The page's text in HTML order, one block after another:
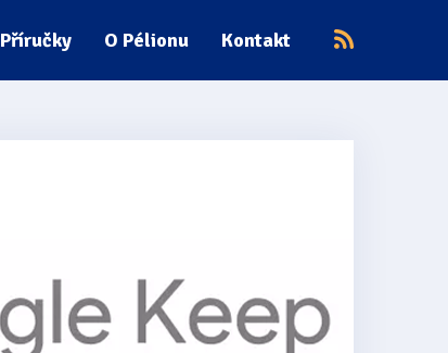
Příručky O Pélionu Kontakt